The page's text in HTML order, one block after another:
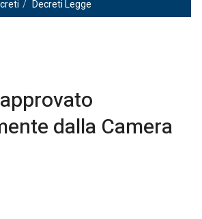
Decreti Legge
dalla Camera